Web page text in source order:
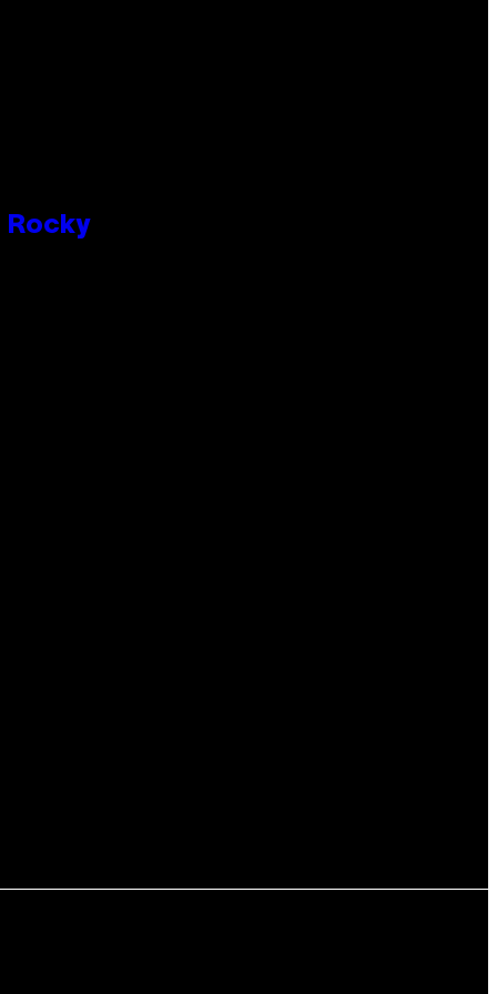
Rocky